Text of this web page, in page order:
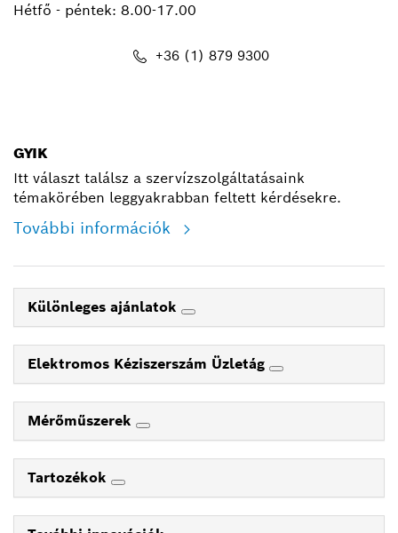
Hétfő - péntek: 8.00-17.00
+36 (1) 879 9300
GYIK
Itt választ találsz a szervízszolgáltatásaink
témakörében leggyakrabban feltett kérdésekre.
További információk
Különleges ajánlatok
Elektromos Kéziszerszám Üzletág
Mérőműszerek
Tartozékok